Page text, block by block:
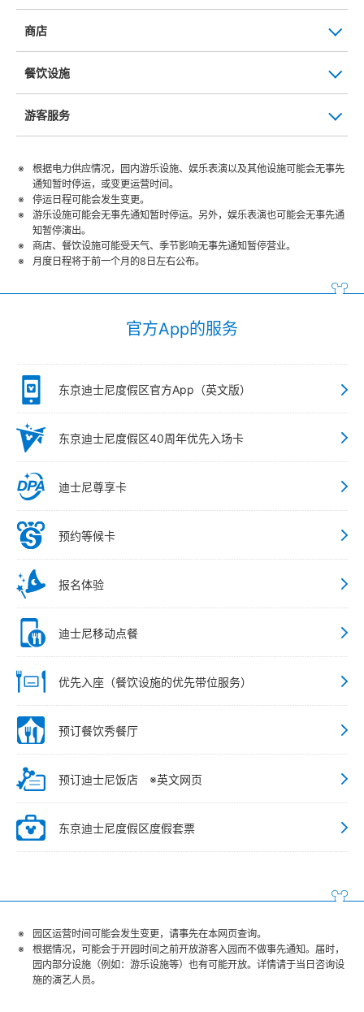
商店
餐饮设施
游客服务
根据电力供应情况，园内游乐设施、娱乐表演以及其他设施可能会无事先
通知暂时停运，或变更运营时间。
停运日程可能会发生变更。
游乐设施可能会无事先通知暂时停运。另外，娱乐表演也可能会无事先通
知暂停演出。
商店、餐饮设施可能受天气、季节影响无事先通知暂停营业。
月度日程将于前一个月的8日左右公布。
官方App的服务
东京迪士尼度假区官方App（英文版）
东京迪士尼度假区40周年优先入场卡
迪士尼尊享卡
预约等候卡
报名体验
迪士尼移动点餐
优先入座（餐饮设施的优先带位服务）
预订餐饮秀餐厅
预订迪士尼饭店 ※英文网页
东京迪士尼度假区度假套票
园区运营时间可能会发生变更，请事先在本网页查询。
根据情况，可能会于开园时间之前开放游客入园而不做事先通知。届时，
园内部分设施（例如：游乐设施等）也有可能开放。详情请于当日咨询设
施的演艺人员。